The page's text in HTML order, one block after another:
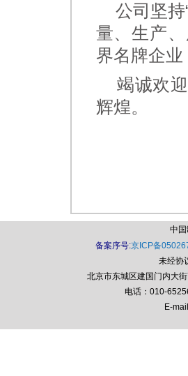
公司坚持
量、生产
界名牌企业
竭诚欢迎
辉煌。
中
备案序号:京ICP备
未经协
北京市东城区建国门内大
电话：010-
E-